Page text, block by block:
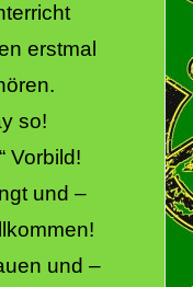
erstmal
so!
Vorbild!
und –
und –